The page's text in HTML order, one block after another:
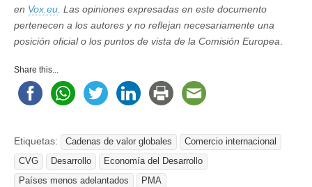
en Vox.eu. Las opiniones expresadas en este documento
pertenecen a los autores y no reflejan necesariamente una
posición oficial o los puntos de vista de la Comisión Europea.
Share this...
Etiquetas: Cadenas de valor globales
Comercio internacional
CVG
Desarrollo
Economía del Desarrollo
Países menos adelantados
PMA